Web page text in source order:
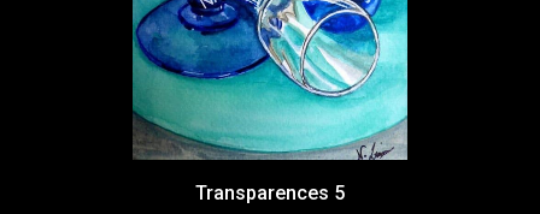
Transparences 5